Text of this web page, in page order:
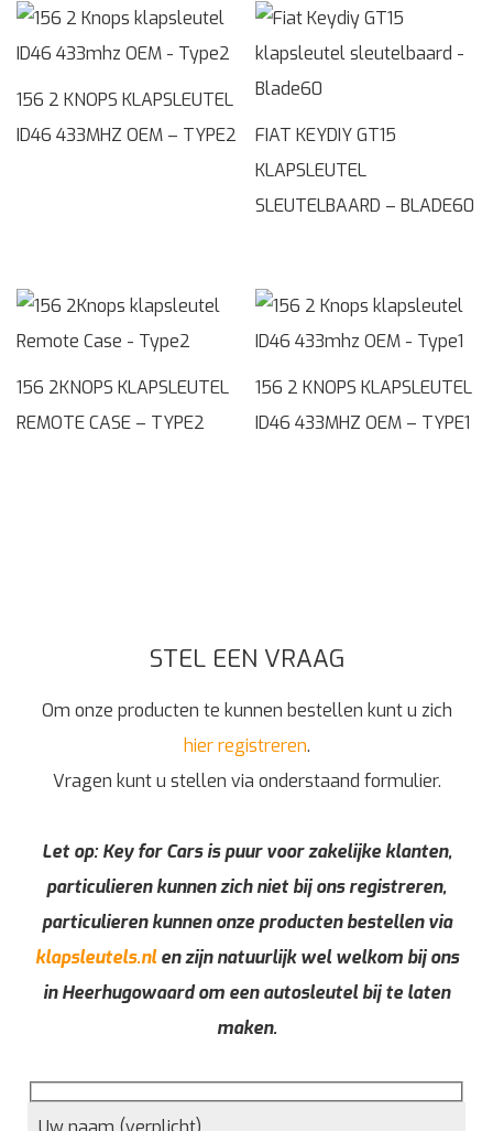
156 2 KNOPS KLAPSLEUTEL
ID46 433MHZ OEM – TYPE2
FIAT KEYDIY GT15
KLAPSLEUTEL
SLEUTELBAARD – BLADE60
156 2KNOPS KLAPSLEUTEL
REMOTE CASE – TYPE2
156 2 KNOPS KLAPSLEUTEL
ID46 433MHZ OEM – TYPE1
STEL EEN VRAAG
Om onze producten te kunnen bestellen kunt u zich
hier registreren.
Vragen kunt u stellen via onderstaand formulier.
Let op: Key for Cars is puur voor zakelijke klanten,
particulieren kunnen zich niet bij ons registreren,
particulieren kunnen onze producten bestellen via
klapsleutels.nlen zijn natuurlijk wel welkom bij ons
in Heerhugowaard om een autosleutel bij te laten
maken.